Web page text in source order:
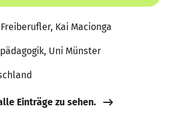
Kai Macionga
Uni Münster
Einträge zu sehen.